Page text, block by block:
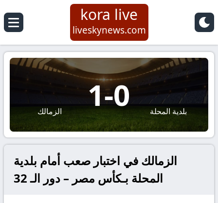
kora live
liveskynews.com
الزمالك 1-0 بلدية المحلة
الزمالك في اختبار صعب أمام بلدية
المحلة بـكأس مصر – دور الـ 32